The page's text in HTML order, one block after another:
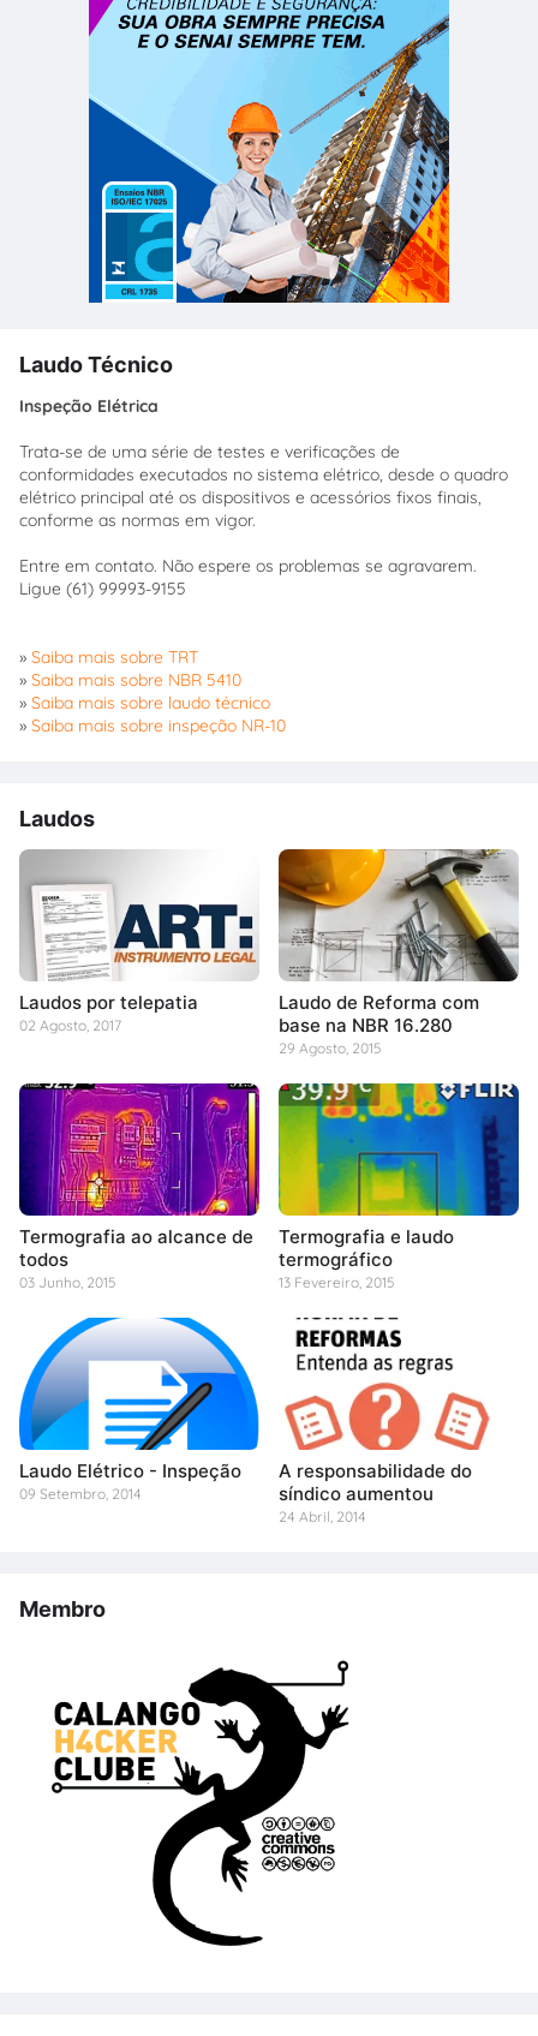
Laudo Técnico
Inspeção Elétrica
Trata-se de uma série de testes e verificações de
conformidades executados no sistema elétrico, desde o quadro
elétrico principal até os dispositivos e acessórios fixos finais,
conforme as normas em vigor.
Entre em contato. Não espere os problemas se agravarem.
Ligue (61) 99993-9155
» Saiba mais sobre TRT
» Saiba mais sobre NBR 5410
» Saiba mais sobre laudo técnico
» Saiba mais sobre inspeção NR-10
Laudos
Laudos por telepatia
02 Agosto, 2017
Laudo de Reforma com
base na NBR 16.280
29 Agosto, 2015
Termografia ao alcance de
todos
03 Junho, 2015
Termografia e laudo
termográfico
13 Fevereiro, 2015
Laudo Elétrico - Inspeção
09 Setembro, 2014
A responsabilidade do
síndico aumentou
24 Abril, 2014
Membro